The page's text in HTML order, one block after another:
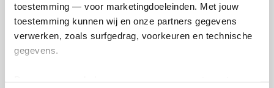
toestemming — voor marketingdoeleinden. Met jouw
toestemming kunnen wij en onze partners gegevens
verwerken, zoals surfgedrag, voorkeuren en technische
gegevens.